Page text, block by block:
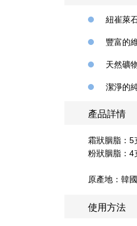
紐崔萊
豐富的
天然礦
潔淨的
產品詳情
霜狀胭脂：5
粉狀胭脂：4
原產地：韓國
使用方法